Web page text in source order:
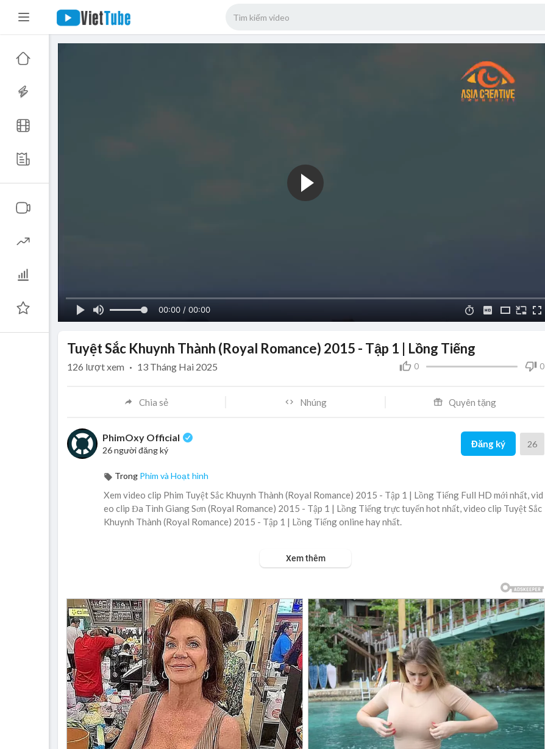
00:00 / 00:00
Tuyệt Sắc Khuynh Thành (Royal Romance) 2015 - Tập 1 | Lồng Tiếng
0 0
126 lượt xem · 13 Tháng Hai 2025
Chia sẻ Nhúng Quyên tặng
PhimOxy Official
26 người đăng ký
Đăng ký 26
Trong Phim và Hoạt hình
Xem video clip Phim Tuyệt Sắc Khuynh Thành (Royal Romance) 2015 - Tập 1 | Lồng Tiếng Full HD mới nhất, vid
eo clip Đa Tình Giang Sơn (Royal Romance) 2015 - Tập 1 | Lồng Tiếng trực tuyến hot nhất, video clip Tuyệt Sắc
Khuynh Thành (Royal Romance) 2015 - Tập 1 | Lồng Tiếng online hay nhất.
Xem thêm